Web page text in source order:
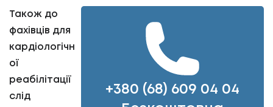
+380 (68) 609 04 04
Також до
фахівців для
кардіологічн
ої
реабілітації
слід